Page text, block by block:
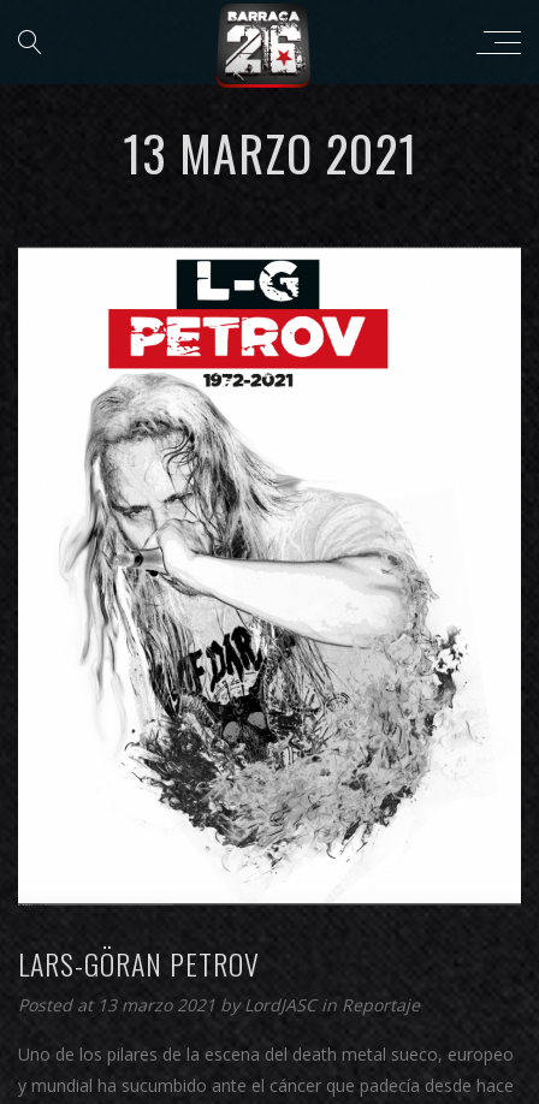
13 MARZO 2021
LARS-GÖRAN PETROV
Posted at 13 marzo 2021 byLordJASCin Reportaje
Uno de los pilares de la escena del death metal sueco, europeo
y mundial ha sucumbido ante el cáncer que padecía desde hace